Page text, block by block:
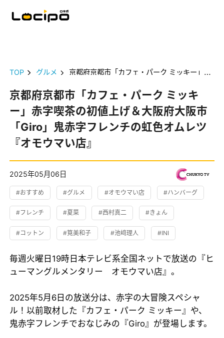
TOP グルメ 京都府京都市「カフェ・パーク ミッキー」赤字喫茶の初値上げ＆大阪府大阪市「Giro」鬼赤字フレンチの虹色オムレツ『オモウマい店』
京都府京都市「カフェ・パーク ミッキ
ー」赤字喫茶の初値上げ＆大阪府大阪市
「Giro」鬼赤字フレンチの虹色オムレツ
『オモウマい店』
2025年05月06日
#おすすめ #グルメ #オモウマい店 #ハンバーグ
#フレンチ #夏菜 #西村真二 #きょん
#コットン #筧美和子 #池﨑理人 #INI
毎週火曜日19時日本テレビ系全国ネットで放送の『ヒ
ューマングルメンタリー オモウマい店』。
2025年5月6日の放送分は、赤字の大冒険スペシャ
ル！以前取材した『カフェ・パーク ミッキー』や、
鬼赤字フレンチでおなじみの『Giro』が登場します。